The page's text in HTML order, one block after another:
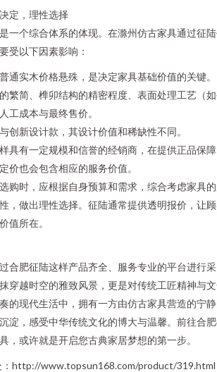
定，理性选择
一个综合体系的体现。在滁州仿古家具通过征
受以下因素影响：
通实木价格悬殊，是决定家具基础价值的关键。
繁简、榫卯结构的精密程度、表面处理工艺（
工成本与最终售价。
创新设计款，其设计价值和稀缺性不同。
具有一定规模和信誉的经销商，在提供正品保
价也会包含相应的服务价值。
购时，应根据自身预算和需求，综合考虑家具
，做出理性选择。征陆通常提供透明报价，让
值所在。
合肥征陆这样产品齐全、服务专业的平台进行采
穿越时空的雅致风景，更是对传统工匠精神与
的现代生活中，拥有一方由仿古家具营造的宁
淀，感受中华传统文化的博大与温馨。前往合
，或许就是开启您古典家居梦想的第一步。
：http://www.topsun168.com/product/319.html